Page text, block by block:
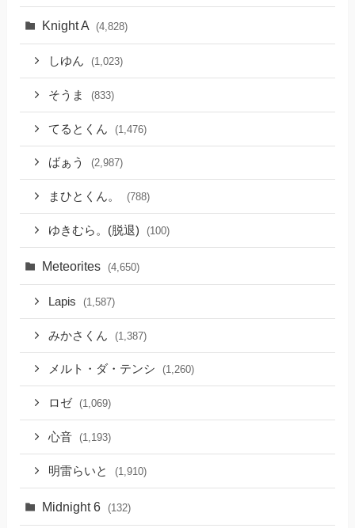
Knight A (4,828)
しゆん (1,023)
そうま (833)
てるとくん (1,476)
ばぁう (2,987)
まひとくん。 (788)
ゆきむら。(脱退) (100)
Meteorites (4,650)
Lapis (1,587)
みかさくん (1,387)
メルト・ダ・テンシ (1,260)
ロゼ (1,069)
心音 (1,193)
明雷らいと (1,910)
Midnight 6 (132)